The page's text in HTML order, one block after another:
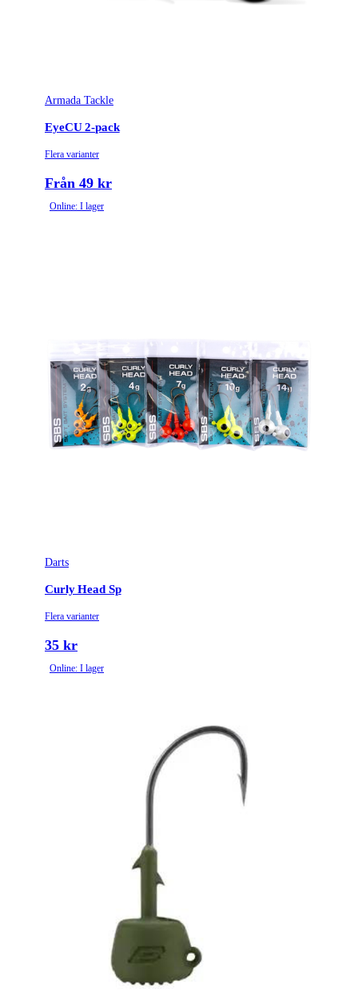
Armada Tackle
EyeCU 2-pack
Flera varianter
Från 49 kr
Online: I lager
Darts
Curly Head Sp
Flera varianter
35 kr
Online: I lager